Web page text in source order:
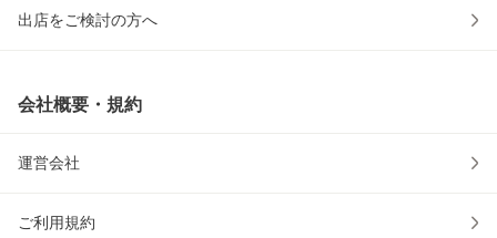
出店をご検討の方へ
会社概要・規約
運営会社
ご利用規約